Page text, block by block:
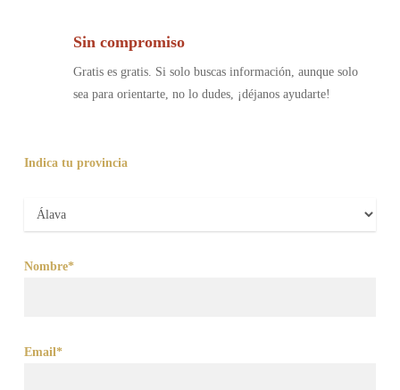
Sin compromiso
Gratis es gratis. Si solo buscas información, aunque solo
sea para orientarte, no lo dudes, ¡déjanos ayudarte!
Indica tu provincia
Nombre*
Email*